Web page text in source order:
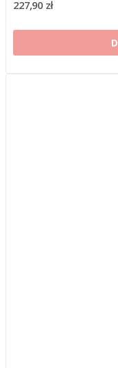
227,90 zł